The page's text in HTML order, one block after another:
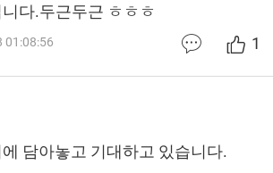
다.두근두근 ㅎㅎㅎ
01:08:56 1
담아놓고 기대하고 있습니다.